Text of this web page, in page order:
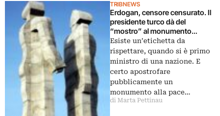
TRIBNEWS
Erdogan, censore censurato. Il
presidente turco dà del
“mostro” al monumento
simbolo di pace tra Turchia e
Armenia (poi distrutto): e un
giudice lo multa di quasi 4mila
euro
Esiste un’etichetta da
rispettare, quando si è primo
ministro di una nazione. E
certo apostrofare
pubblicamente un
monumento alla pace…
di Marta Pettinau